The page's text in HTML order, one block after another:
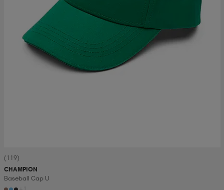
(119)
CHAMPION
Baseball Cap U